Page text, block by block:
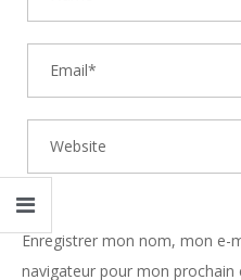
Enregistrer mon nom, mon e-
navigateur pour mon prochain